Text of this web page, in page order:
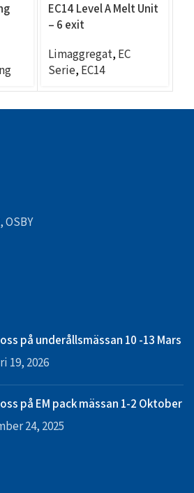
EC14 Level A Melt Unit
– 6 exit
Limaggregat, EC
Serie, EC14
OSBY
på underållsmässan 10 -13 Mars
19, 2026
på EM pack mässan 1-2 Oktober
24, 2025